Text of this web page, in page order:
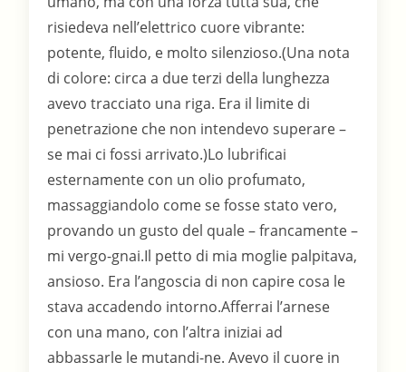
risiedeva nell’elettrico cuore vibrante:
potente, fluido, e molto silenzioso.(Una nota
di colore: circa a due terzi della lunghezza
avevo tracciato una riga. Era il limite di
penetrazione che non intendevo superare –
se mai ci fossi arrivato.)Lo lubrificai
esternamente con un olio profumato,
massaggiandolo come se fosse stato vero,
provando un gusto del quale – francamente –
mi vergo-gnai.Il petto di mia moglie palpitava,
ansioso. Era l’angoscia di non capire cosa le
stava accadendo intorno.Afferrai l’arnese
con una mano, con l’altra iniziai ad
abbassarle le mutandi-ne. Avevo il cuore in